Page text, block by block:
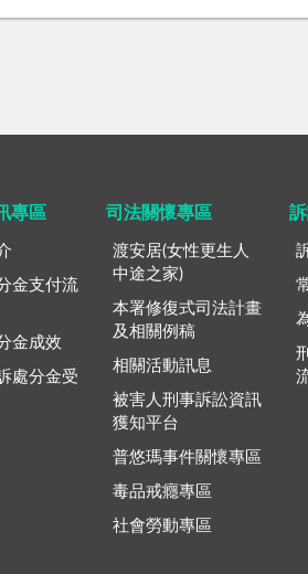
專區
金支付流
金成效
處分金受
司法關懷專區
渡安居(女性更生人
中途之家)
本署修復式司法計畫
及相關例稿
相關活動訊息
被害人刑事訴訟資訊
獲知平台
普悠瑪事件關懷專區
毒品戒癮專區
社會勞動專區